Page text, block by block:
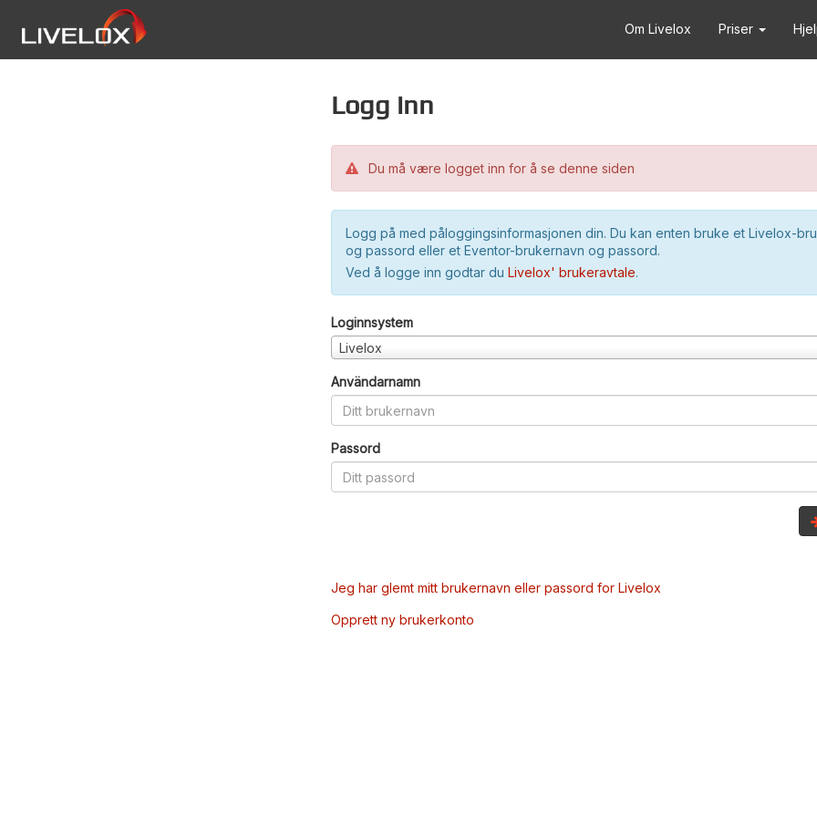
Om Livelox Priser
Logg inn
Du må være logget inn for å se denne siden
Logg på med påloggingsinformasjonen din. Du kan enten bruke et Livelox-
og passord eller et Eventor-brukernavn og passord.
Ved å logge inn godtar du Livelox' brukeravtale.
Loginnsystem
Livelox
Användarnamn
Passord
Jeg har glemt mitt brukernavn eller passord for Livelox
Opprett ny brukerkonto